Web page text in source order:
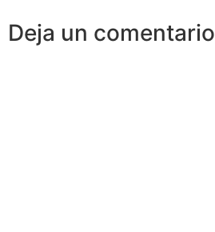
Deja un comentario